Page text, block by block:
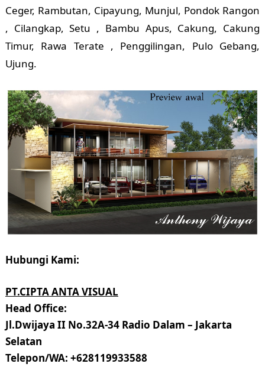
Ceger, Rambutan, Cipayung, Munjul, Pondok Rangon
, Cilangkap, Setu , Bambu Apus, Cakung, Cakung
Timur, Rawa Terate , Penggilingan, Pulo Gebang,
Ujung.
Hubungi Kami:
PT.CIPTA ANTA VISUAL
Head Office:
Jl.Dwijaya II No.32A-34 Radio Dalam – Jakarta
Selatan
Telepon/WA: +628119933588